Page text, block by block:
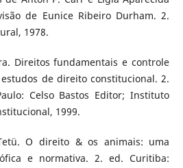
de Eunice Ribeiro Durham. 2.
1978.
Direitos fundamentais e controle
de direito constitucional. 2.
Celso Bastos Editor; Instituto
1999.
Tetü. O direito & os animais: uma
e normativa. 2. ed. Curitiba: